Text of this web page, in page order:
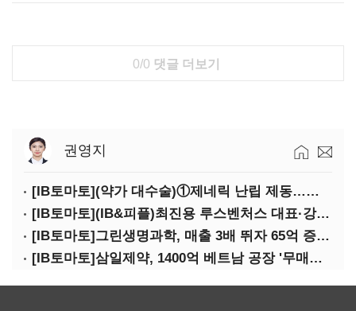
0/0 댓글 더보기
권영지
[IB토마토](약가 대수술)①제네릭 난립 제동…중소 제약사 수익성 비상
[IB토마토](IB&피플)최진용 루스벤처스 대표·강승순 이사
[IB토마토]그린생명과학, 매출 3배 뛰자 65억 증설…상위 2곳 의존도 82%
[IB토마토]삼일제약, 1400억 베트남 공장 '무매출'…한계기업 편입 위기